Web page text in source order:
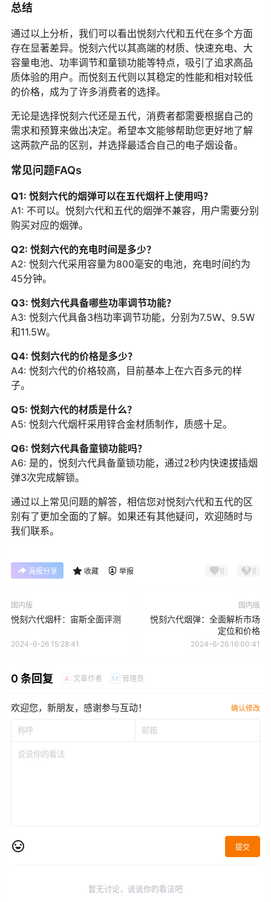
总结
通过以上分析，我们可以看出悦刻六代和五代在多个方面
存在显著差异。悦刻六代以其高端的材质、快速充电、大
容量电池、功率调节和童锁功能等特点，吸引了追求高品
质体验的用户。而悦刻五代则以其稳定的性能和相对较低
的价格，成为了许多消费者的选择。
无论是选择悦刻六代还是五代，消费者都需要根据自己的
需求和预算来做出决定。希望本文能够帮助您更好地了解
这两款产品的区别，并选择最适合自己的电子烟设备。
常见问题FAQs
Q1: 悦刻六代的烟弹可以在五代烟杆上使用吗？
A1: 不可以。悦刻六代和五代的烟弹不兼容，用户需要分别
购买对应的烟弹。
Q2: 悦刻六代的充电时间是多少？
A2: 悦刻六代采用容量为800毫安的电池，充电时间约为
45分钟。
Q3: 悦刻六代具备哪些功率调节功能？
A3: 悦刻六代具备3档功率调节功能，分别为7.5W、9.5W
和11.5W。
Q4: 悦刻六代的价格是多少？
A4: 悦刻六代的价格较高，目前基本上在六百多元的样
子。
Q5: 悦刻六代的材质是什么？
A5: 悦刻六代烟杆采用锌合金材质制作，质感十足。
Q6: 悦刻六代具备童锁功能吗？
A6: 是的，悦刻六代具备童锁功能，通过2秒内快速拔插烟
弹3次完成解锁。
通过以上常见问题的解答，相信您对悦刻六代和五代的区
别有了更加全面的了解。如果还有其他疑问，欢迎随时与
我们联系。
海报分享 收藏 举报 0 0
国内版
悦刻六代烟杆：宙斯全面评测
2024-6-26 15:28:41
国内版
悦刻六代烟弹：全面解析市场
定位和价格
2024-6-26 16:00:41
0 条回复 A 文章作者 M 管理员
欢迎您，新朋友，感谢参与互动！ 确认修改
提交
暂无讨论，说说你的看法吧